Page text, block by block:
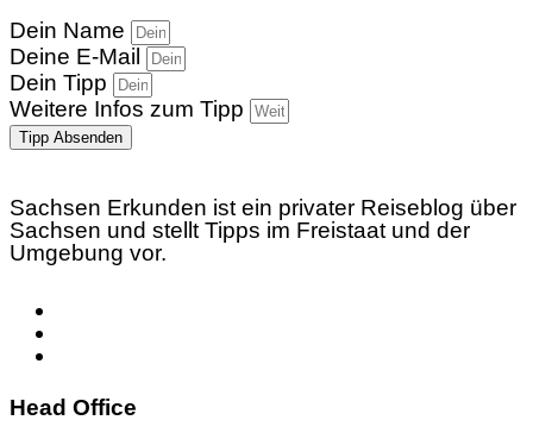
Dein Name
Deine E-Mail
Dein Tipp
Weitere Infos zum Tipp
Tipp Absenden
Sachsen Erkunden ist ein privater Reiseblog über
Sachsen und stellt Tipps im Freistaat und der
Umgebung vor.
Head Office